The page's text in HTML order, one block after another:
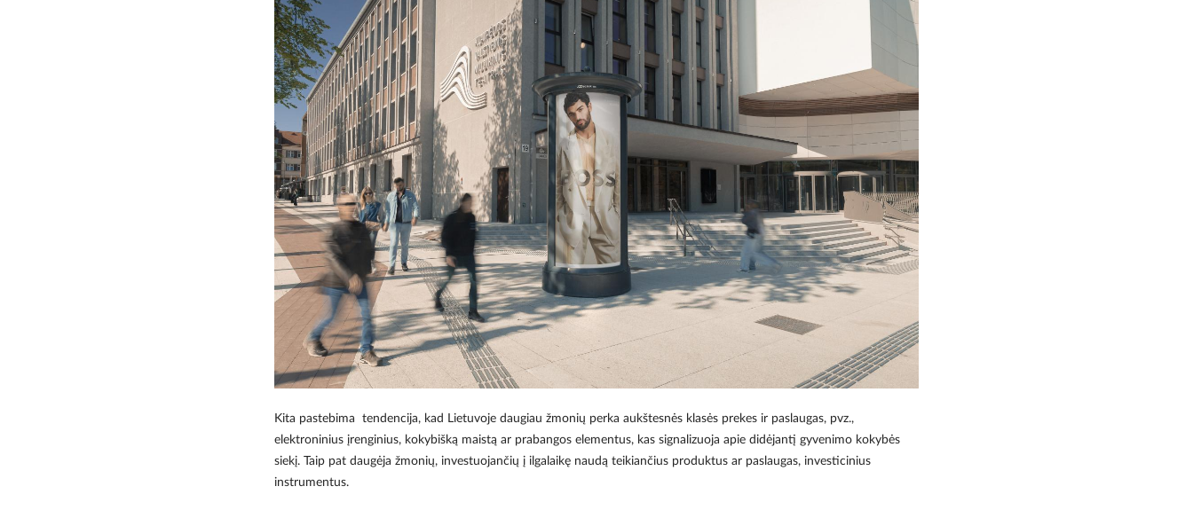
Kita pastebima tendencija, kad Lietuvoje daugiau žmonių perka aukštesnės klasės prekes ir paslaugas, pvz.,
elektroninius įrenginius, kokybišką maistą ar prabangos elementus, kas signalizuoja apie didėjantį gyvenimo kokybės
siekį. Taip pat daugėja žmonių, investuojančių į ilgalaikę naudą teikiančius produktus ar paslaugas, investicinius
instrumentus.